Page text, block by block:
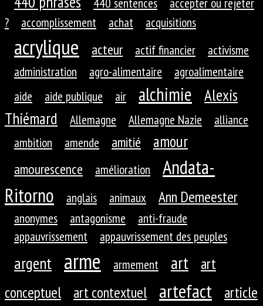
?
accomplissement achat acquisitions
acrylique acteur actif financier
activisme
administration
agro-alimentaire
agroalimentaire
aide
aide publique air alchimie
Alexis
Thiémard
Allemagne Allemagne Nazie
alliance
ambition
amende amitié amour
amourescence amélioration
Andata-
Ritorno
anglais animaux Ann Demeester
anonymes antagonisme
anti-fraude
appauvrissement
appauvrissement des peuples
argent arme armement art
art
conceptuel
art contextuel artefact
article